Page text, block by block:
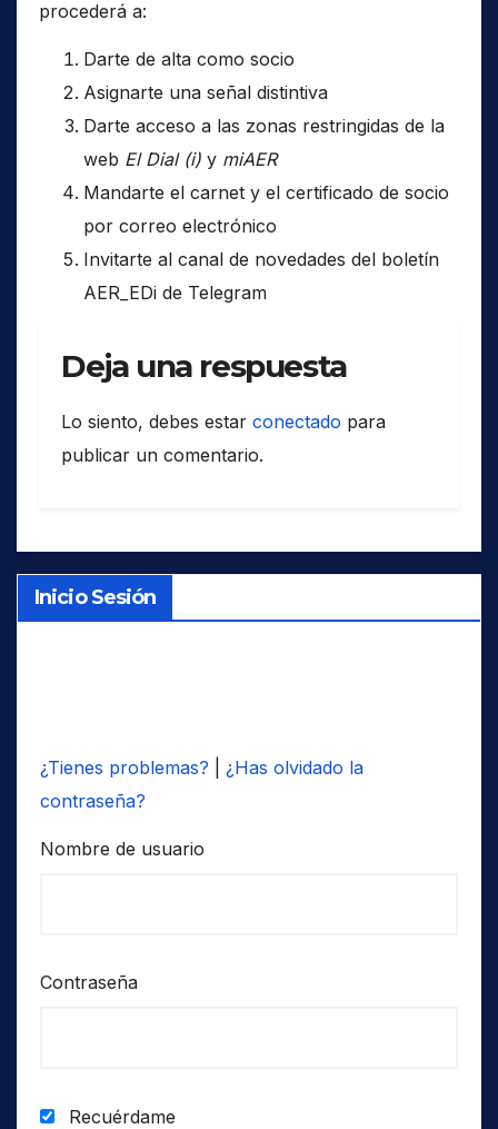
procederá a:
Darte de alta como socio
Asignarte una señal distintiva
Darte acceso a las zonas restringidas de la
web El Dial (i) y miAER
Mandarte el carnet y el certificado de socio
por correo electrónico
Invitarte al canal de novedades del boletín
AER_EDi de Telegram
Deja una respuesta
Lo siento, debes estar conectado para
publicar un comentario.
Inicio Sesión
¿Tienes problemas?
¿Has olvidado la
contraseña?
Nombre de usuario
Contraseña
Recuérdame